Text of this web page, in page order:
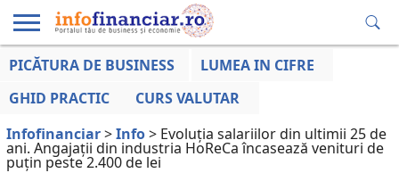
EDUCAȚIE
LA ZI
AFACERILOR
PICĂTURA DE BUSINESS
LUMEA IN CIFRE
GHID PRACTIC
CURS VALUTAR
Infofinanciar>Info> Evoluția salariilor din ultimii 25 de
ani. Angajații din industria HoReCa încasează venituri de
puțin peste 2.400 de lei